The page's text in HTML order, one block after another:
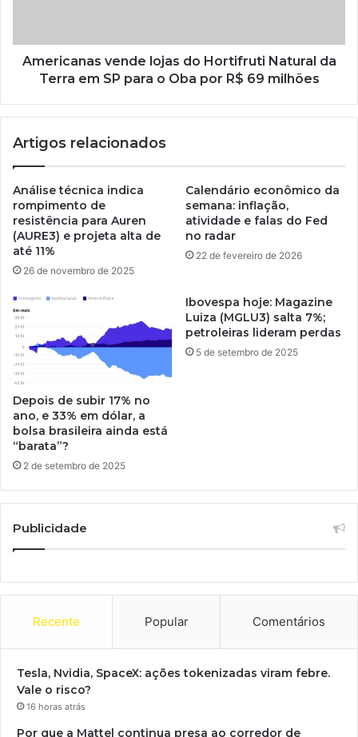
Americanas vende lojas do Hortifruti Natural da
Terra em SP para o Oba por R$ 69 milhões
Artigos relacionados
Análise técnica indica
rompimento de
resistência para Auren
(AURE3) e projeta alta de
até 11%
26 de novembro de 2025
Calendário econômico da
semana: inflação,
atividade e falas do Fed
no radar
22 de fevereiro de 2026
Depois de subir 17% no
ano, e 33% em dólar, a
bolsa brasileira ainda está
“barata”?
2 de setembro de 2025
Ibovespa hoje: Magazine
Luiza (MGLU3) salta 7%;
petroleiras lideram perdas
5 de setembro de 2025
Publicidade
Recente Popular Comentários
Tesla, Nvidia, SpaceX: ações tokenizadas viram febre.
Vale o risco?
16 horas atrás
Por que a Mattel continua presa ao corredor de